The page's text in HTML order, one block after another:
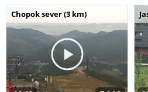
Chopok sever (3 km)